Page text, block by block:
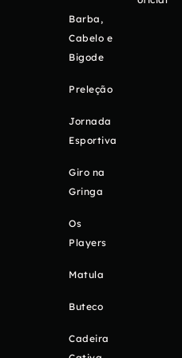
Barba,
Cabelo e
Bigode
Preleção
Jornada
Esportiva
Giro na
Gringa
Os
Players
Matula
Buteco
Cadeira